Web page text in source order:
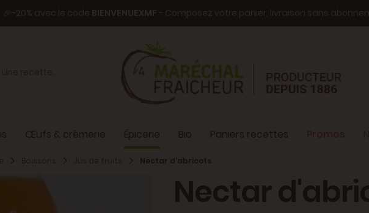
🎉-20% avec le code BIENVENUEXMF - Composez votre panier, livraison sans
Œufs & crèmerie Épicerie Bio Paniers recettes
Nectar d'abricots
Nectar